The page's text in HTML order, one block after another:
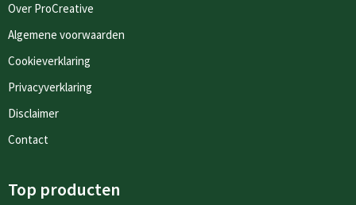
Over ProCreative
Algemene voorwaarden
Cookieverklaring
Privacyverklaring
Disclaimer
Contact
Top producten